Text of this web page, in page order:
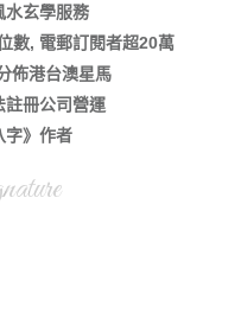
水玄學服務
數, 電郵訂閱者超20萬
佈港台澳星馬
註冊公司營運
字》作者